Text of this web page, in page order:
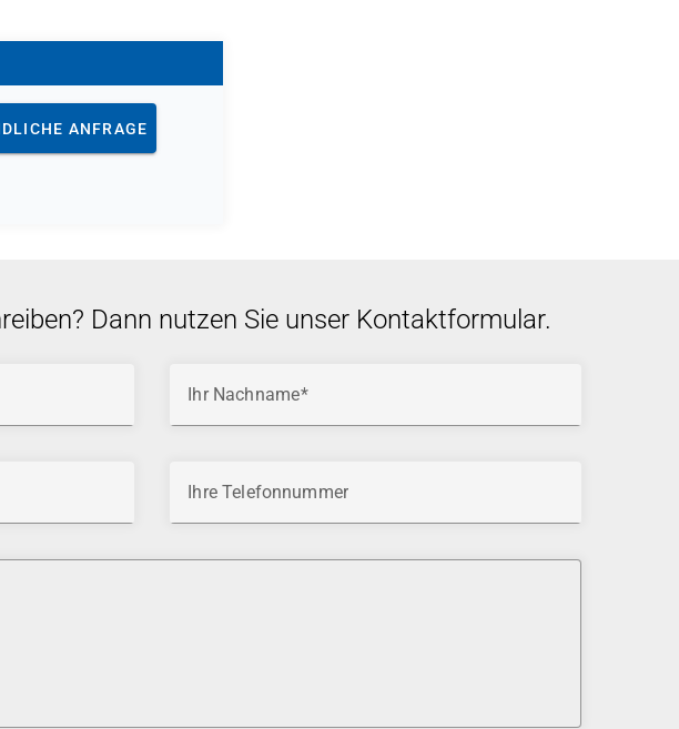
ANFRAGE
Dann nutzen Sie unser Kontaktformular.
Ihr Nachname
Ihre Telefonnummer